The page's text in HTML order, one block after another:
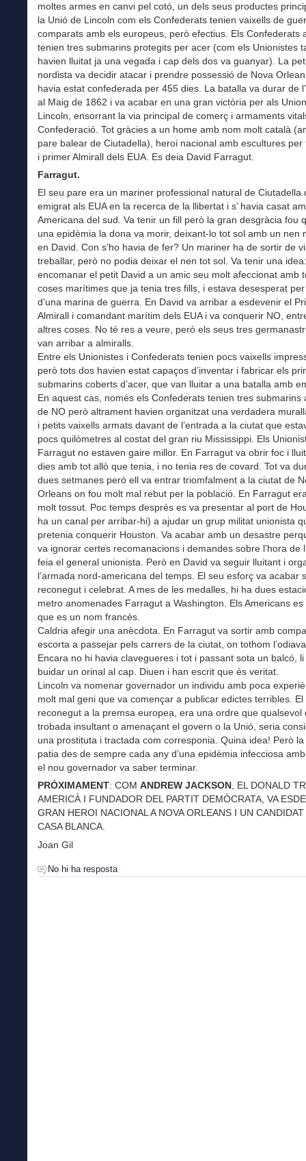
moltes armes en canvi pel cotó, un dels seus productes
la Unió de Lincoln com els Confederats tenien vaixells de
comparats amb els europeus, però efectius. Els Confederats
tenien tres submarins protegits per acer (com els Unionistes
havien lluitat ja una vegada i cap dels dos va guanyar). La
nordista va decidir atacar i prendre possessió de Nova
havia estat confederada per 455 dies. La batalla va durar de
al Maig de 1862 i va acabar en una gran victòria per als
Lincoln, ensorrant la via principal de comerç i armaments
Confederació. Tot gràcies a un home amb nom molt català
pare balear de Ciutadella), heroi nacional amb escultures per
i primer Almirall dels EUA. Es deia David Farragut.
Farragut.
El seu pare era un mariner professional natural de Ciutadella
emigrat als EUA en la recerca de la llibertat i s’ havia casat
Americana del sud. Va tenir un fill però la gran desgràcia fou
una epidèmia la dona va morir, deixant-lo tot sol amb un nen
en David. Con s’ho havia de fer? Un mariner ha de sortir de
treballar, però no podia deixar el nen tot sol. Va tenir una
encomanar el petit David a un amic seu molt afeccionat amb
coses marítimes que ja tenia tres fills, i estava desesperat
d’una marina de guerra. En David va arribar a esdevenir el
Almirall i comandant marítim dels EUA i va conquerir NO,
altres coses. No té res a veure, però els seus tres
van arribar a almiralls.
Entre els Unionistes i Confederats tenien pocs vaixells
però tots dos havien estat capaços d’inventar i fabricar els
submarins coberts d’acer, que van lluitar a una batalla amb
En aquest cas, només els Confederats tenien tres submarins
de NO però altrament havien organitzat una verdadera
i petits vaixells armats davant de l’entrada a la ciutat que
pocs quilòmetres al costat del gran riu Mississippi. Els
Farragut no estaven gaire millor. En Farragut va obrir foc i
dies amb tot allò que tenia, i no tenia res de covard. Tot va
dues setmanes però ell va entrar triomfalment a la ciutat de
Orleans on fou molt mal rebut per la població. En Farragut
molt tossut. Poc temps després es va presentar al port de
ha un canal per arribar-hi) a ajudar un grup militat unionista
pretenia conquerir Houston. Va acabar amb un desastre
va ignorar certes recomanacions i demandes sobre l’hora de
feia el general unionista. Però en David va seguir lluitant i
l’armada nord-americana del temps. El seu esforç va acabar
reconegut i celebrat. A mes de les medalles, hi ha dues
metro anomenades Farragut a Washington. Els Americans es
que es un nom francès.
Caldria afegir una anècdota. En Farragut va sortir amb
escorta a passejar pels carrers de la ciutat, on tothom
Encara no hi havia clavegueres i tot i passant sota un balcó, li
buidar un orinal al cap. Diuen i han escrit que és veritat.
Lincoln va nomenar governador un individu amb poca
molt mal geni que va començar a publicar edictes terribles. El
reconegut a la premsa europea, era una ordre que qualsevol
trobada insultant o amenaçant el govern o la Unió, seria
una prostituta i tractada com corresponia. Quina idea! Però
patia des de sempre cada any d’una epidèmia infecciosa
el nou governador va saber terminar.
PRÒXIMAMENT: COM ANDREW JACKSON, EL DONALD
AMERICÀ I FUNDADOR DEL PARTIT DEMÒCRATA, VA
GRAN HEROI NACIONAL A NOVA ORLEANS I UN CANDIDAT
CASA BLANCA.
Joan Gil
No hi ha resposta